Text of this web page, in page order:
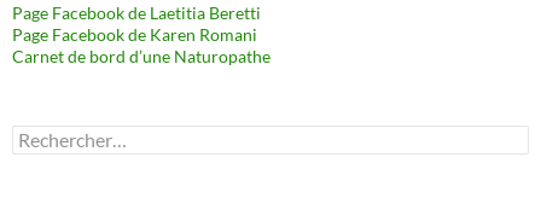
Page Facebook de Laetitia Beretti
Page Facebook de Karen Romani
Carnet de bord d’une Naturopathe
Rechercher :